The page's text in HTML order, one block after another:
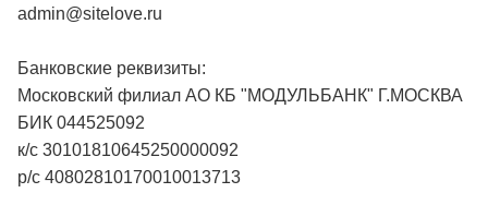
admin@sitelove.ru
Банковские реквизиты:
Московский филиал АО КБ "МОДУЛЬБАНК" Г.МОСКВА
БИК 044525092
к/с 30101810645250000092
р/с 40802810170010013713